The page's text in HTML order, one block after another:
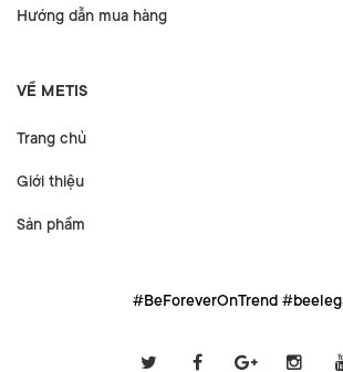
Hướng dẫn mua hàng
VỀ METIS
Trang chủ
Giới thiệu
Sản phẩm
#BeForeverOnTrend